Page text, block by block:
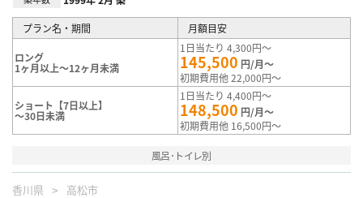
プラン名・期間 月額目安
ロング
1ヶ月以上～12ヶ月未満
1日当たり 4,300円～
145,500 円/月～
初期費用他 22,000円～
ショート【7日以上】
～30日未満
1日当たり 4,400円～
148,500 円/月～
初期費用他 16,500円～
風呂･トイレ別
香川県 高松市